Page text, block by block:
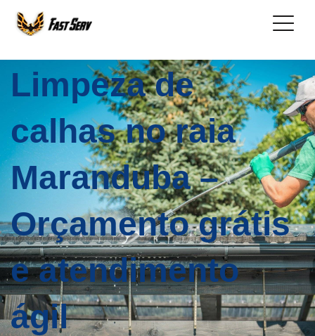
Limpeza de
calhas no raia
Maranduba –
Orçamento grátis
e atendimento
ágil